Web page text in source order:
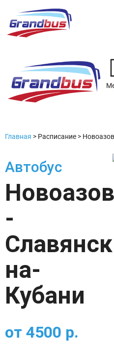
Главная > Расписание >
Автобус
-
на-
Кубани
от 4500 р.